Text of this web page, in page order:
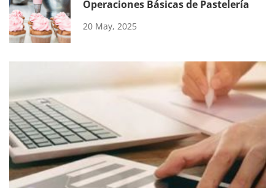
Operaciones Básicas de Pastelería
20 May, 2025